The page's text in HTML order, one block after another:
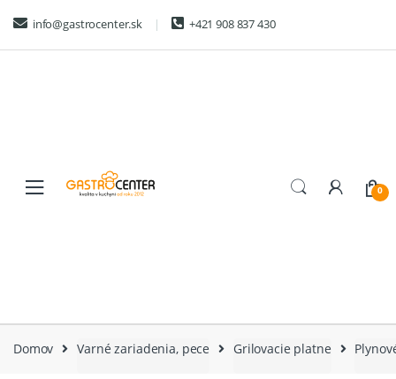
navigation
content
info@gastrocenter.sk +421 908 837 430
0
Domov Varné zariadenia, pece Grilovacie platne